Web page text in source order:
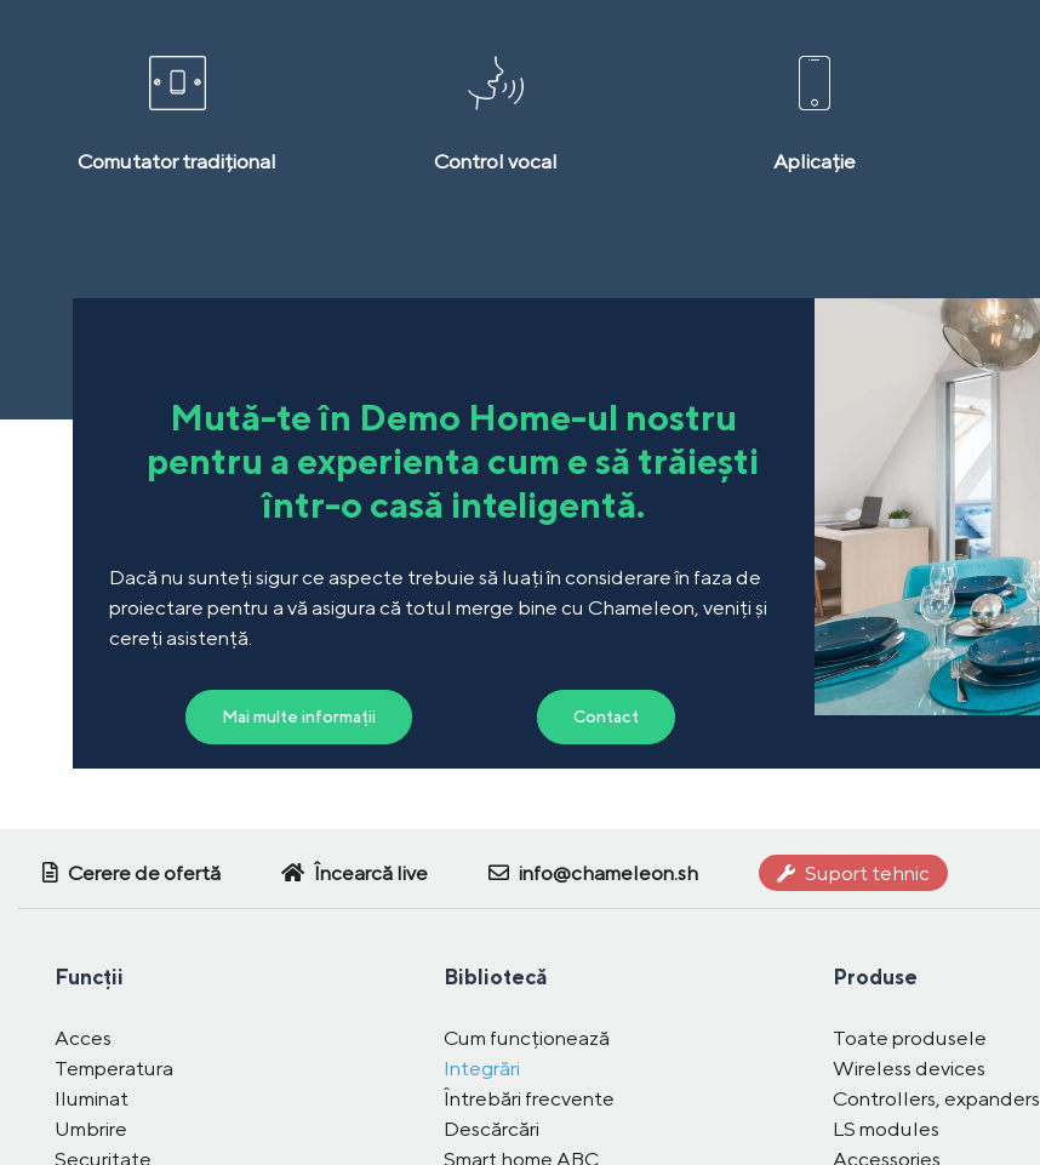
Comutator tradițional Control vocal Aplicație
Mută-te în Demo Home-ul nostru
pentru a experienta cum e să trăiești
într-o casă inteligentă.
Dacă nu sunteți sigur ce aspecte trebuie să luați în considerare în faza de
proiectare pentru a vă asigura că totul merge bine cu Chameleon, veniți și
cereți asistență.
Mai multe informații Contact
Cerere de ofertă Încearcă live info@chameleon.sh Suport tehnic
Funcții
Acces
Temperatura
Iluminat
Umbrire
Securitate
Bibliotecă
Cum funcționează
Integrări
Întrebări frecvente
Descărcări
Smart home ABC
Produse
Toate produsele
Wireless devices
Controllers, expanders
LS modules
Accessories